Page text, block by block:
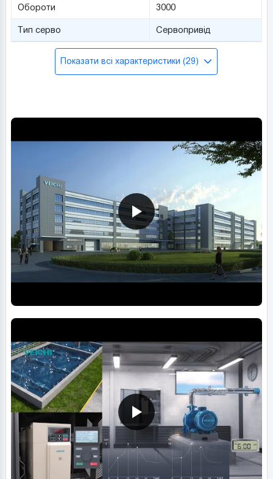
Обороти 3000
Тип серво Сервопривід
Показати всі характеристики (29)